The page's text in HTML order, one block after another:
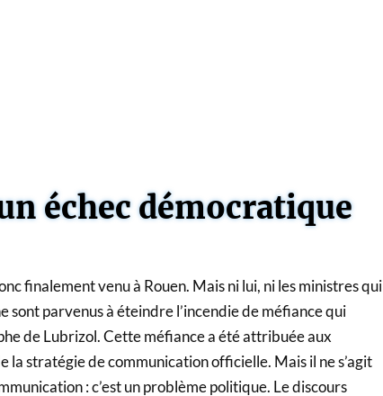
échec démocratique
finalement venu à Rouen. Mais ni lui, ni les ministres qui
sont parvenus à éteindre l’incendie de méfiance qui
de Lubrizol. Cette méfiance a été attribuée aux
la stratégie de communication officielle. Mais il ne s’agit
: c’est un problème politique. Le discours